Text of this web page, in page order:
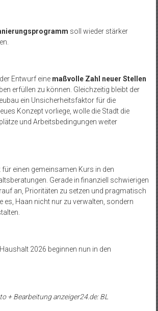
soll wieder stärker
Entwurf eine maßvolle Zahl neuer Stellen
erfüllen zu können. Gleichzeitig bleibt der
ein Unsicherheitsfaktor für die
Konzept vorliege, wolle die Stadt die
und Arbeitsbedingungen weiter
einen gemeinsamen Kurs in den
Gerade in finanziell schwierigen
an, Prioritäten zu setzen und pragmatisch
es, Haan nicht nur zu verwalten, sondern
2026 beginnen nun in den
+ Bearbeitung anzeiger24.de: BL